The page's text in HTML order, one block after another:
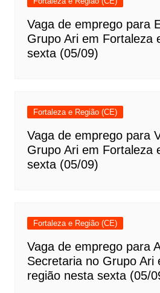
Vaga de emprego para
Grupo Ari em Fortaleza
sexta (05/09)
Fortaleza e Região (CE)
Vaga de emprego para
Grupo Ari em Fortaleza
sexta (05/09)
Fortaleza e Região (CE)
Vaga de emprego para
Secretaria no Grupo Ari
região nesta sexta (05/